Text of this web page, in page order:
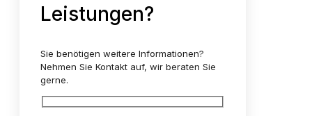
Leistungen?
Sie benötigen weitere Informationen?
Nehmen Sie Kontakt auf, wir beraten Sie
gerne.